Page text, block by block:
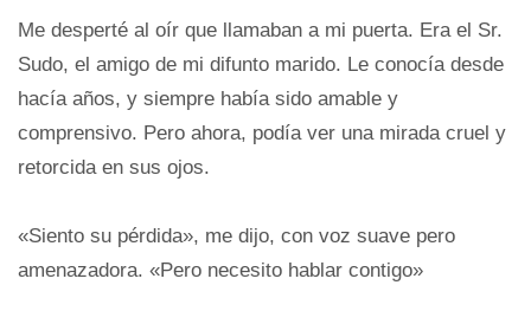
Me desperté al oír que llamaban a mi puerta. Era el Sr.
Sudo, el amigo de mi difunto marido. Le conocía desde
hacía años, y siempre había sido amable y
comprensivo. Pero ahora, podía ver una mirada cruel y
retorcida en sus ojos.
«Siento su pérdida», me dijo, con voz suave pero
amenazadora. «Pero necesito hablar contigo»